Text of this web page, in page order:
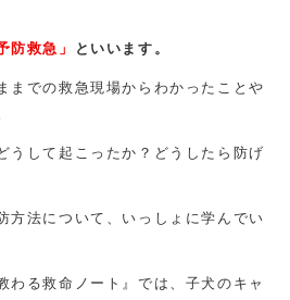
防救急」 といいます。
での救急現場からわかったことや
して起こったか？どうしたら防げ
法について、いっしょに学んでい
る救命ノート』では、子犬のキャ